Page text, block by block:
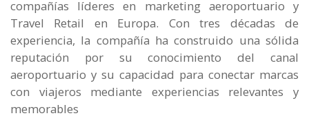
compañías líderes en marketing aeroportuario y
Travel Retail en Europa. Con tres décadas de
experiencia, la compañía ha construido una sólida
reputación por su conocimiento del canal
aeroportuario y su capacidad para conectar marcas
con viajeros mediante experiencias relevantes y
memorables